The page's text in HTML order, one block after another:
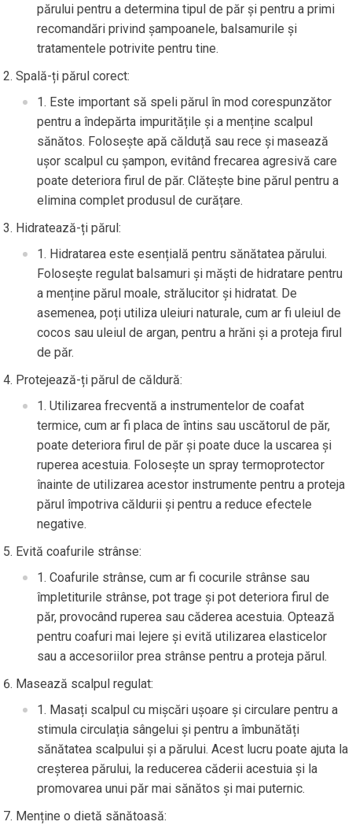
părului pentru a determina tipul de păr și pentru a primi
recomandări privind șampoanele, balsamurile și
tratamentele potrivite pentru tine.
Spală-ți părul corect:
Este important să speli părul în mod corespunzător
pentru a îndepărta impuritățile și a menține scalpul
sănătos. Folosește apă călduță sau rece și masează
ușor scalpul cu șampon, evitând frecarea agresivă care
poate deteriora firul de păr. Clătește bine părul pentru a
elimina complet produsul de curățare.
Hidratează-ți părul:
Hidratarea este esențială pentru sănătatea părului.
Folosește regulat balsamuri și măști de hidratare pentru
a menține părul moale, strălucitor și hidratat. De
asemenea, poți utiliza uleiuri naturale, cum ar fi uleiul de
cocos sau uleiul de argan, pentru a hrăni și a proteja firul
de păr.
Protejează-ți părul de căldură:
Utilizarea frecventă a instrumentelor de coafat
termice, cum ar fi placa de întins sau uscătorul de păr,
poate deteriora firul de păr și poate duce la uscarea și
ruperea acestuia. Folosește un spray termoprotector
înainte de utilizarea acestor instrumente pentru a proteja
părul împotriva căldurii și pentru a reduce efectele
negative.
Evită coafurile strânse:
Coafurile strânse, cum ar fi cocurile strânse sau
împletiturile strânse, pot trage și pot deteriora firul de
păr, provocând ruperea sau căderea acestuia. Optează
pentru coafuri mai lejere și evită utilizarea elasticelor
sau a accesoriilor prea strânse pentru a proteja părul.
Masează scalpul regulat:
Masați scalpul cu mișcări ușoare și circulare pentru a
stimula circulația sângelui și pentru a îmbunătăți
sănătatea scalpului și a părului. Acest lucru poate ajuta la
creșterea părului, la reducerea căderii acestuia și la
promovarea unui păr mai sănătos și mai puternic.
Menține o dietă sănătoasă: